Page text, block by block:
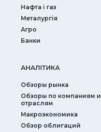
Нафта і газ
Металургія
Агро
Банки
АНАЛIТИКА
Обзоры рынка
Обзоры по компаниям и
отраслям
Макроэкономика
Обзор облигаций